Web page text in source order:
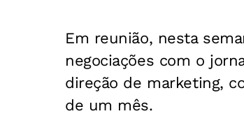
Em reunião, nesta
negociações com o
direção de marketing,
de um mês.